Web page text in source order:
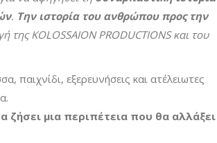
. Την ιστορία του ανθρώπου προς την
της KOLOSSAION PRODUCTIONS και του
παιχνίδι, εξερευνήσεις και ατέλειωτες
ζήσει μια περιπέτεια που θα αλλάξει